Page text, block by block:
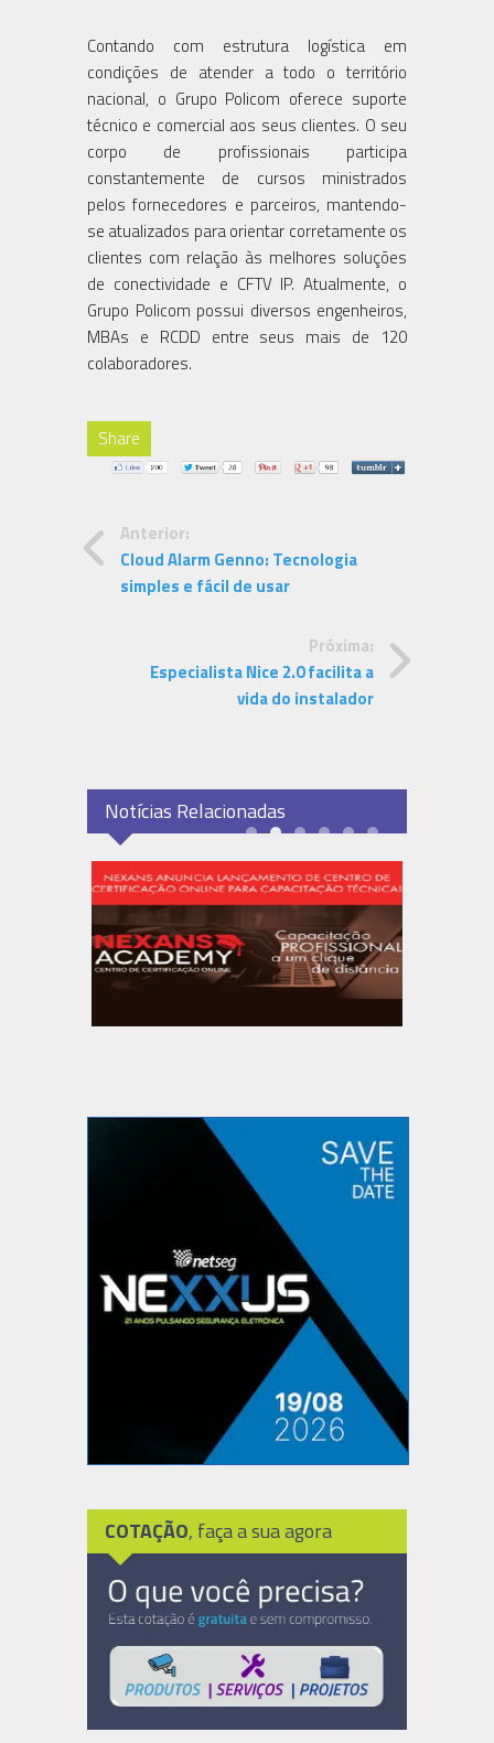
Contando com estrutura logística em
condições de atender a todo o território
nacional, o Grupo Policom oferece suporte
técnico e comercial aos seus clientes. O seu
corpo de profissionais participa
constantemente de cursos ministrados
pelos fornecedores e parceiros, mantendo-
se atualizados para orientar corretamente os
clientes com relação às melhores soluções
de conectividade e CFTV IP. Atualmente, o
Grupo Policom possui diversos engenheiros,
MBAs e RCDD entre seus mais de 120
colaboradores.
Share
Anterior:
Cloud Alarm Genno: Tecnologia
simples e fácil de usar
Próxima:
Especialista Nice 2.0 facilita a
vida do instalador
Notícias Relacionadas
COTAÇÃO, faça a sua agora